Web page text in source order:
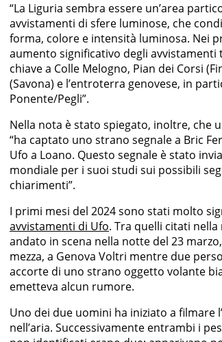
“La Liguria sembra essere un’area
avvistamenti di sfere luminose, che
forma, colore e intensità luminosa. Nei
aumento significativo degli avvistamenti
chiave a Colle Melogno, Pian dei Corsi
(Savona) e l’entroterra genovese, in
Ponente/Pegli”.
Nella nota è stato spiegato, inoltre, che
“ha captato uno strano segnale a Bric
Ufo a Loano. Questo segnale è stato
mondiale per i suoi studi sui possibili
chiarimenti”.
I primi mesi del 2024 sono stati molto
avvistamenti di Ufo. Tra quelli citati nella
andato in scena nella notte del 23
mezza, a Genova Voltri mentre due
accorte di uno strano oggetto volante
emetteva alcun rumore.
Uno dei due uomini ha iniziato a filmare
nell’aria. Successivamente entrambi i